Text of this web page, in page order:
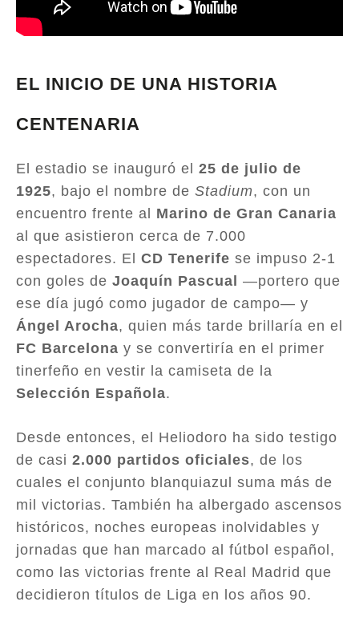
EL INICIO DE UNA HISTORIA
CENTENARIA
El estadio se inauguró el 25 de julio de
1925, bajo el nombre de Stadium, con un
encuentro frente al Marino de Gran Canaria
al que asistieron cerca de 7.000
espectadores. El CD Tenerife se impuso 2-1
con goles de Joaquín Pascual
—portero que
ese día jugó como jugador de campo— y
Ángel Arocha, quien más tarde brillaría en el
FC Barcelona y se convertiría en el primer
tinerfeño en vestir la camiseta de la
Selección Española.
Desde entonces, el Heliodoro ha sido testigo
de casi 2.000 partidos oficiales, de los
cuales el conjunto blanquiazul suma más de
mil victorias. También ha albergado ascensos
históricos, noches europeas inolvidables y
jornadas que han marcado al fútbol español,
como las victorias frente al Real Madrid que
decidieron títulos de Liga en los años 90.